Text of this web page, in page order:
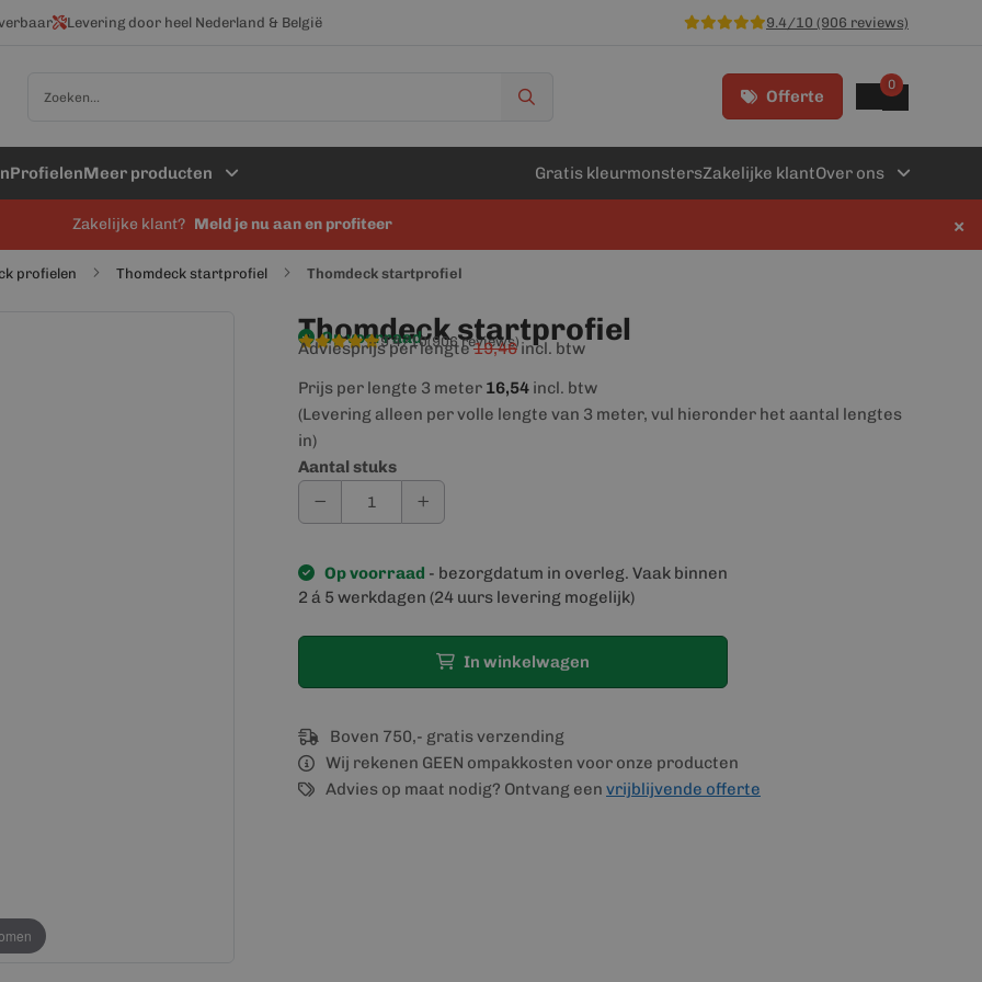
Levering door heel Nederland & België 9.4/10 (906 reviews)
Offerte
0
ProfielenMeer producten Gratis kleurmonstersZakelijke klantOver ons
Zakelijke klant? Meld je nu aan en profiteer ×
profielen Thomdeck startprofiel Thomdeck startprofiel
Thomdeck startprofiel
Op voorraad
9,4/10(906 reviews)
Adviesprijs per lengte19,46incl. btw
Prijs per lengte 3 meter 16,54 incl. btw
(Levering alleen per volle lengte van 3 meter, vul hieronder het aantal lengtes
in)
Aantal stuks
Op voorraad - bezorgdatum in overleg. Vaak binnen
2 á 5 werkdagen (24 uurs levering mogelijk)
In winkelwagen
Boven 750,- gratis verzending
Wij rekenen GEEN ompakkosten voor onze producten
Advies op maat nodig? Ontvang een vrijblijvende offerte